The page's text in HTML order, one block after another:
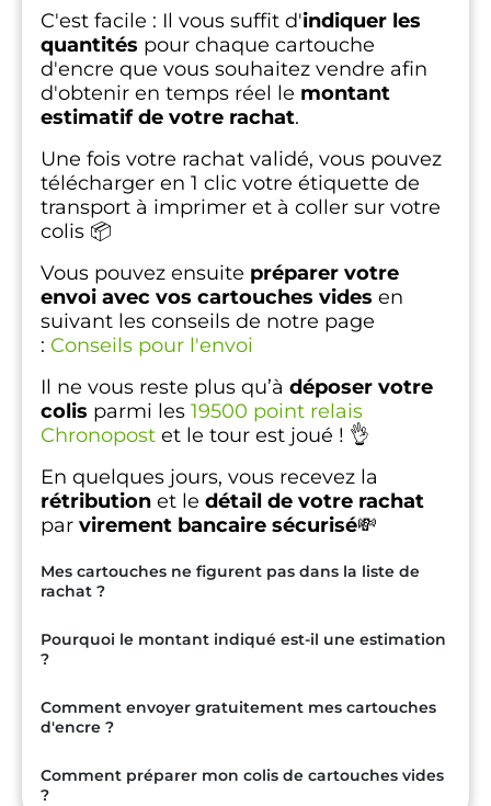
C'est facile : Il vous suffit d'indiquer les
quantités pour chaque cartouche
d'encre que vous souhaitez vendre afin
d'obtenir en temps réel le montant
estimatif de votre rachat.
Une fois votre rachat validé, vous pouvez
télécharger en 1 clic votre étiquette de
transport à imprimer et à coller sur votre
colis 📦
Vous pouvez ensuite préparer votre
envoi avec vos cartouches vides en
suivant les conseils de notre page
: Conseils pour l'envoi
Il ne vous reste plus qu’à déposer votre
colis parmi les 19500 point relais
Chronopost et le tour est joué ! 👌
En quelques jours, vous recevez la
rétribution et le détail de votre rachat
par virement bancaire sécurisé💸
Mes cartouches ne figurent pas dans la liste de
rachat ?
Pourquoi le montant indiqué est-il une estimation
?
Comment envoyer gratuitement mes cartouches
d'encre ?
Comment préparer mon colis de cartouches vides
?